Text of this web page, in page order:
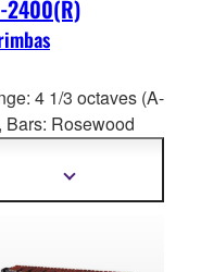
2400(R)
4 1/3 octaves (A-
Bars: Rosewood
(YM-2400)
Show